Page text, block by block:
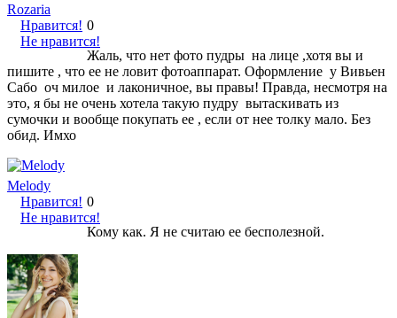
Rozaria
Нравится!
Не нравится!
0
Жаль, что нет фото пудры на лице ,хотя вы и
пишите , что ее не ловит фотоаппарат. Оформление у Вивьен
Сабо оч милое и лаконичное, вы правы! Правда, несмотря на
это, я бы не очень хотела такую пудру вытаскивать из
сумочки и вообще покупать ее , если от нее толку мало. Без
обид. Имхо
Melody
Нравится!
Не нравится!
0
Кому как. Я не считаю ее бесполезной.